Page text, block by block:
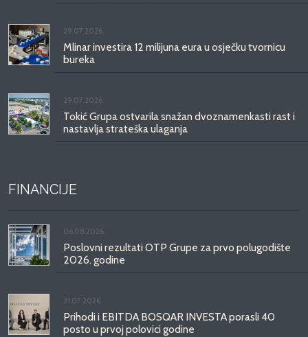
29.07.2026.
Mlinar investira 12 milijuna eura u osječku tvornicu
bureka
29.07.2026.
Tokić Grupa ostvarila snažan dvoznamenkasti rast i
nastavlja strateška ulaganja
FINANCIJE
06.08.2026.
Poslovni rezultati OTP Grupe za prvo polugodište
2026. godine
31.07.2026.
Prihodi i EBITDA BOSQAR INVESTA porasli 40
posto u prvoj polovici godine